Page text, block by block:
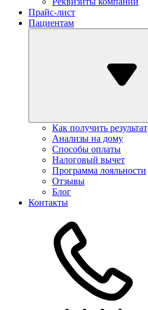
Прайс-лист
Пациентам
Как получить результат
Анализы на дому
Способы оплаты
Налоговый вычет
Программа лояльности
Отзывы
Блог
Контакты